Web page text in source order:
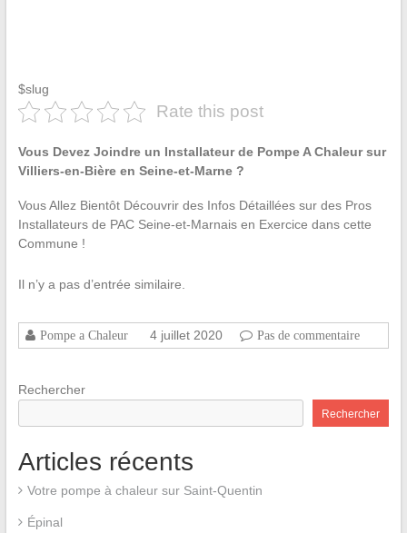
$slug
Rate this post
Vous Devez Joindre un Installateur de Pompe A Chaleur sur
Villiers-en-Bière en Seine-et-Marne ?
Vous Allez Bientôt Découvrir des Infos Détaillées sur des Pros
Installateurs de PAC Seine-et-Marnais en Exercice dans cette
Commune !
Il n’y a pas d’entrée similaire.
Pompe a Chaleur 4 juillet 2020 Pas de commentaire
Rechercher
Rechercher
Articles récents
Votre pompe à chaleur sur Saint-Quentin
Épinal